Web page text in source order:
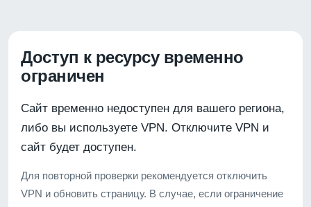
Доступ к ресурсу временно
ограничен
Сайт временно недоступен для вашего региона,
либо вы используете VPN. Отключите VPN и
сайт будет доступен.
Для повторной проверки рекомендуется отключить
VPN и обновить страницу. В случае, если ограничение